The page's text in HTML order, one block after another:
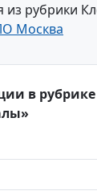
рубрики
Москва
в